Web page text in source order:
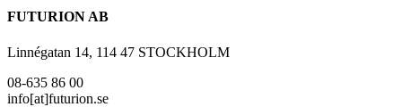
FUTURION AB
Linnégatan 14, 114 47 STOCKHOLM
08-635 86 00
info[at]futurion.se